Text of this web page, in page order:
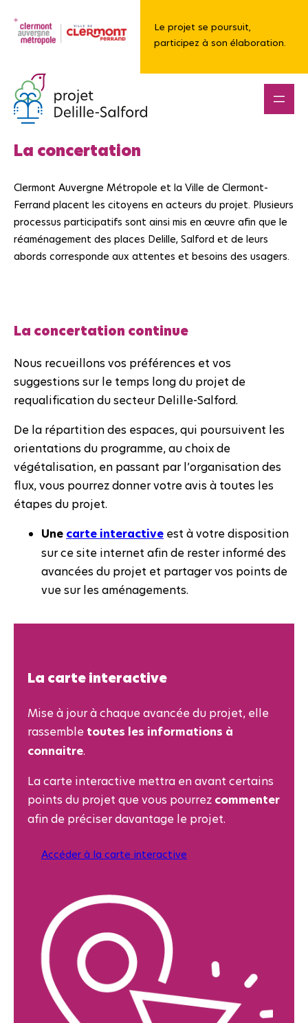
Le projet se poursuit,
participez à son élaboration.
La concertation
Clermont Auvergne Métropole et la Ville de Clermont-
Ferrand placent les citoyens en acteurs du projet. Plusieurs
processus participatifs sont ainsi mis en œuvre afin que le
réaménagement des places Delille, Salford et de leurs
abords corresponde aux attentes et besoins des usagers.
La concertation continue
Nous recueillons vos préférences et vos
suggestions sur le temps long du projet de
requalification du secteur Delille-Salford.
De la répartition des espaces, qui poursuivent les
orientations du programme, au choix de
végétalisation, en passant par l’organisation des
flux, vous pourrez donner votre avis à toutes les
étapes du projet.
Une carte interactive est à votre disposition
sur ce site internet afin de rester informé des
avancées du projet et partager vos points de
vue sur les aménagements.
La carte interactive
Mise à jour à chaque avancée du projet, elle
rassemble toutes les informations à
connaitre.
La carte interactive mettra en avant certains
points du projet que vous pourrez commenter
afin de préciser davantage le projet.
Accéder à la carte interactive